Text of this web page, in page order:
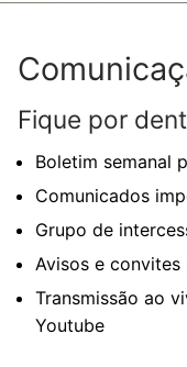
​Fique por
Boletim semanal
Comunicados
Grupo de
Avisos e
Transmissão ao
Youtube